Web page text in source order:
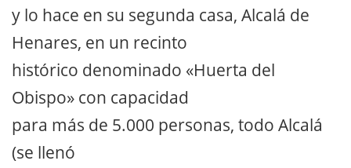
y lo hace en su segunda casa, Alcalá de
Henares, en un recinto
histórico denominado «Huerta del
Obispo» con capacidad
para más de 5.000 personas, todo Alcalá
(se llenó